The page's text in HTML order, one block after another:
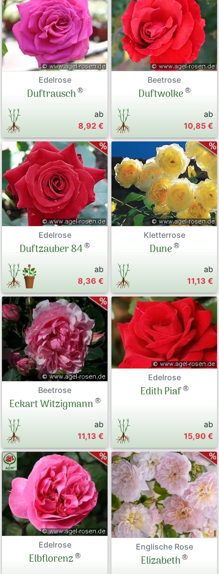
Edelrose
Duftrausch®
ab
8,92 €
Beetrose
Duftwolke®
ab
10,85 €
Edelrose
Duftzauber 84®
ab
8,36 €
Kletterrose
Dune®
ab
11,13 €
Beetrose
Eckart Witzigmann®
ab
11,13 €
Edelrose
Edith Piaf®
ab
15,90 €
Edelrose
Elbflorenz®
Englische Rose
Elizabeth®